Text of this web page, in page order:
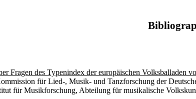
Fragen des Typenindex der europäischen Volksballaden
für Lied-, Musik- und Tanzforschung der
für Musikforschung, Abteilung für musikalische